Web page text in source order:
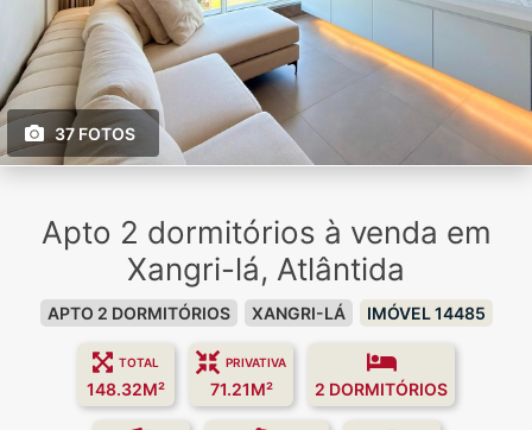
37 FOTOS
Apto 2 dormitórios à venda em
Xangri-lá, Atlântida
APTO 2 DORMITÓRIOS XANGRI-LÁ IMÓVEL 14485
TOTAL
148.32M²
PRIVATIVA
71.21M² 2 DORMITÓRIOS